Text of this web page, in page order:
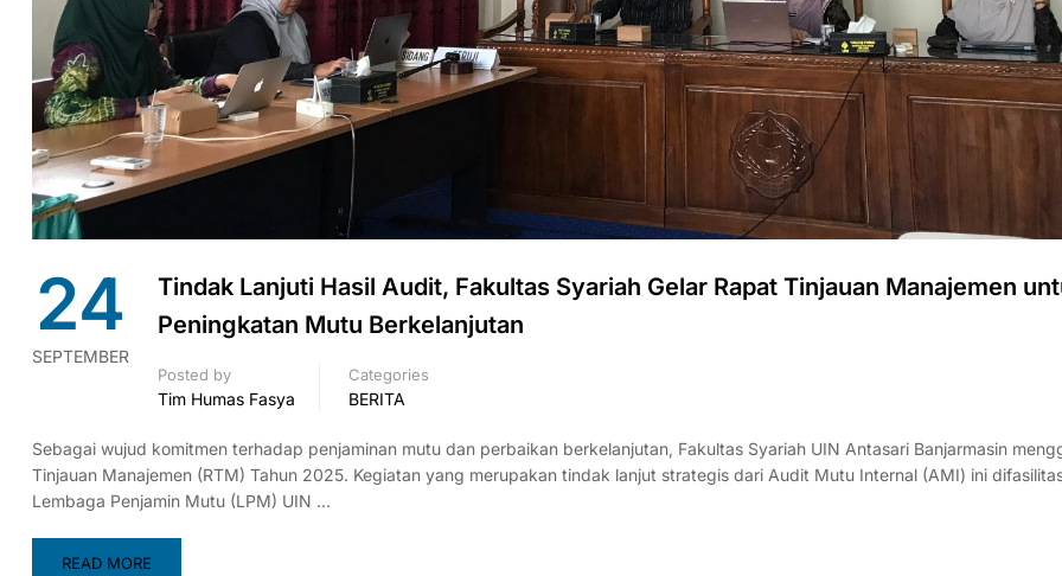
24
SEPTEMBER
Tindak Lanjuti Hasil Audit, Fakultas Syariah Gelar Rapat Tinjauan Manajemen
Peningkatan Mutu Berkelanjutan
Posted by
Tim Humas Fasya
Categories
BERITA
Sebagai wujud komitmen terhadap penjaminan mutu dan perbaikan berkelanjutan, Fakultas Syariah UIN Antasari Banjarmasin
Tinjauan Manajemen (RTM) Tahun 2025. Kegiatan yang merupakan tindak lanjut strategis dari Audit Mutu Internal (AMI) ini
Lembaga Penjamin Mutu (LPM) UIN …
READ MORE